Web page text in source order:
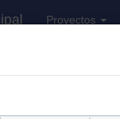
Proyectos
Iniciados 2026